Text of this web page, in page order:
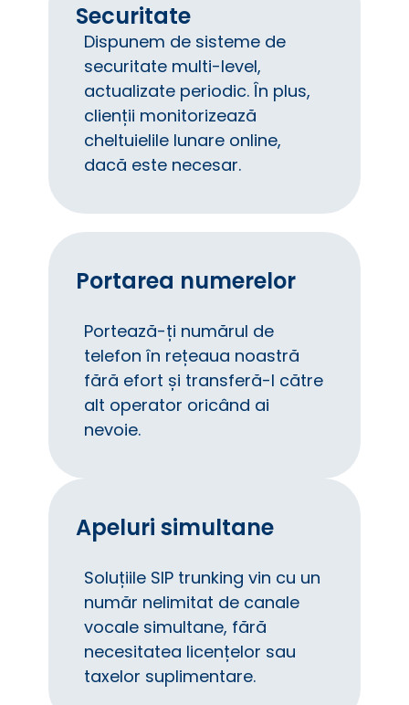
Securitate
Dispunem de sisteme de
securitate multi-level,
actualizate periodic. În plus,
clienții monitorizează
cheltuielile lunare online,
dacă este necesar.
Portarea numerelor
Portează-ți numărul de
telefon în rețeaua noastră
fără efort și transferă-l către
alt operator oricând ai
nevoie.
Apeluri simultane
Soluțiile SIP trunking vin cu un
număr nelimitat de canale
vocale simultane, fără
necesitatea licențelor sau
taxelor suplimentare.